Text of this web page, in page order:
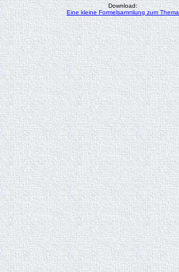
Download:
Eine kleine Formelsammlung zum Thema